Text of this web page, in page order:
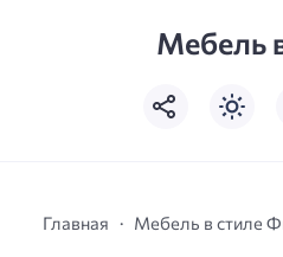
Мебель
Главная Мебель в стиле